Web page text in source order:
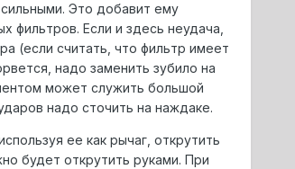
Это добавит ему
фильтров. Если и здесь неудача,
(если считать, что фильтр имеет
надо заменить зубило на
может служить большой
надо сточить на наждаке.
ее как рычаг, открутить
будет открутить руками. При